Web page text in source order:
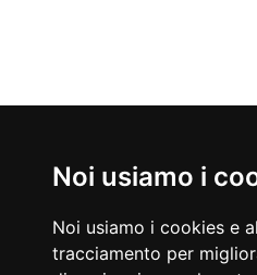
Noi usiamo i
Noi usiamo i cookies e
tracciamento per
Nati Oggi
Marco Liorni
Conduttore tv italiano
Geri Halliwell
Cantautrice britannica